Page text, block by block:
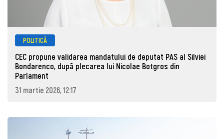
POLITICĂ
CEC propune validarea mandatului de deputat PAS al Silviei
Bondarenco, după plecarea lui Nicolae Botgros din
Parlament
31 martie 2026, 12:17